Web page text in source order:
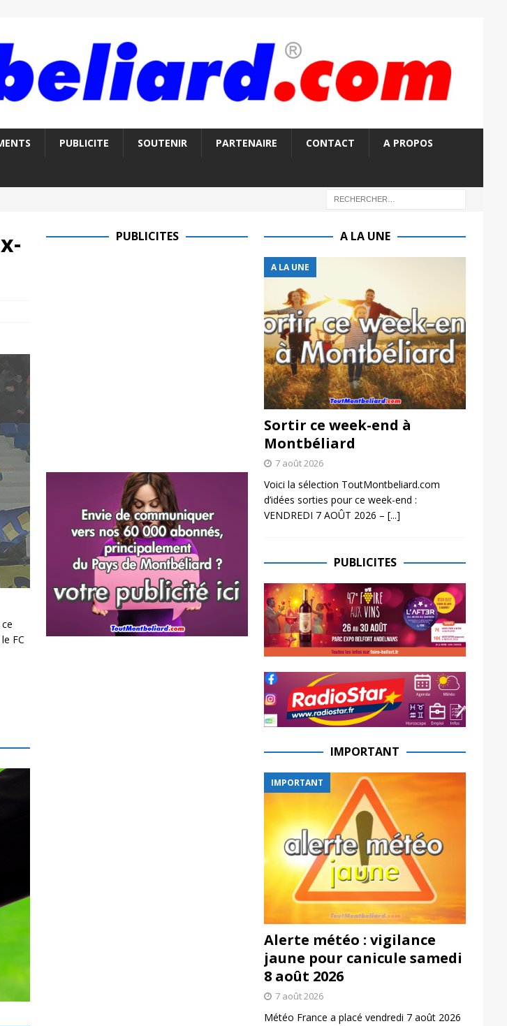
PUBLICITE SOUTENIR PARTENAIRE CONTACT A PROPOS
FC
PUBLICITES A LA UNE
A LA UNE
Sortir ce week-end à
Montbéliard
7 août 2026
Voici la sélection ToutMontbeliard.com
d’idées sorties pour ce week-end :
VENDREDI 7 AOÛT 2026 – [...]
PUBLICITES
IMPORTANT
IMPORTANT
Alerte météo : vigilance
jaune pour canicule samedi
8 août 2026
7 août 2026
Météo France a placé vendredi 7 août 2026